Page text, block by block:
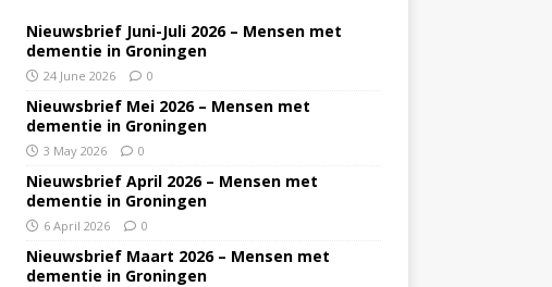
Nieuwsbrief Juni-Juli 2026 – Mensen met
dementie in Groningen
24 June 2026 0
Nieuwsbrief Mei 2026 – Mensen met
dementie in Groningen
3 May 2026 0
Nieuwsbrief April 2026 – Mensen met
dementie in Groningen
6 April 2026 0
Nieuwsbrief Maart 2026 – Mensen met
dementie in Groningen